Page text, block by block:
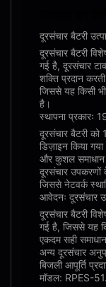
दूरसंचार बैटरी
दूरसंचार बैटरी
गई है, दूरसंचार
शक्ति प्रदान
जिससे यह किसी
है।
स्थापना प्रकारः
दूरसंचार बैटरी
डिज़ाइन किया
और कुशल समाधान
दूरसंचार
जिससे नेटवर्क
आवेदनः दूरसंचार
दूरसंचार बैटरी
गई है, जिससे यह
एकदम सही
अन्य दूरसंचार
बिजली आपूर्ति
मॉडल: RPES-